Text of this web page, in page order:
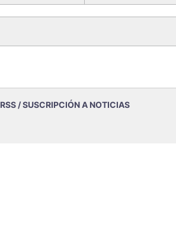
RSS / SUSCRIPCIÓN A NOTICIAS